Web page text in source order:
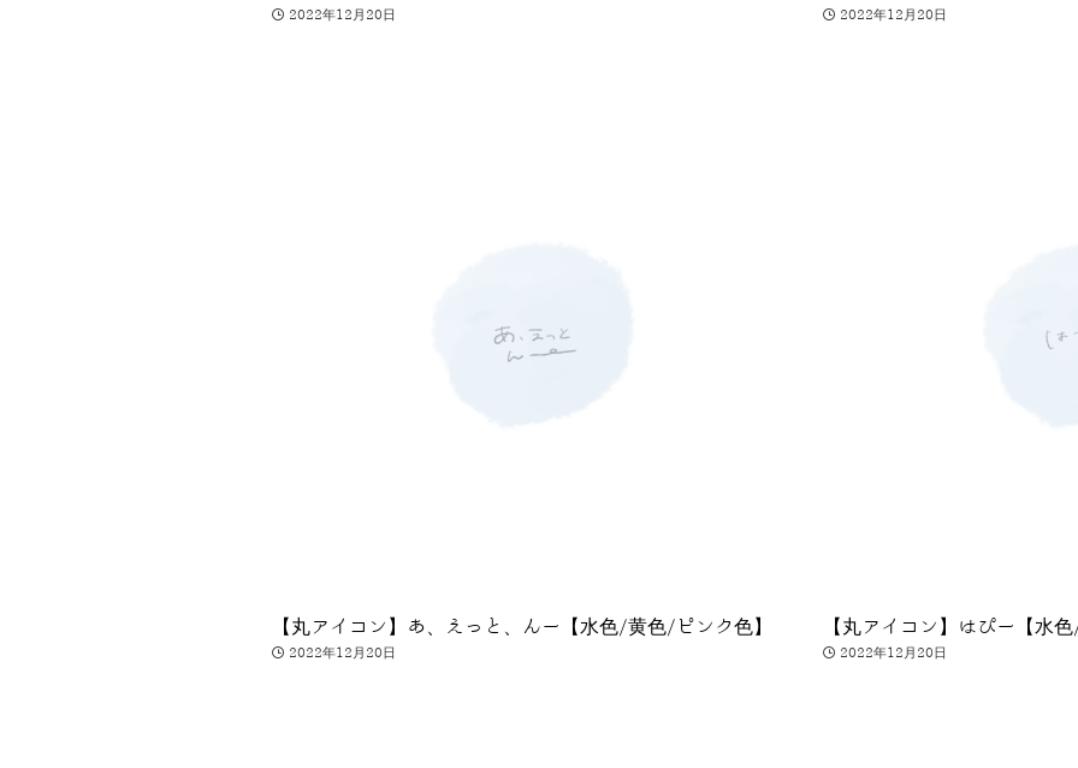
2022年12月20日 2022年12月20日
【丸アイコン】あ、えっと、んー【水色/黄色/ピンク色】
2022年12月20日
【丸アイコン】はぴー【水
2022年12月20日